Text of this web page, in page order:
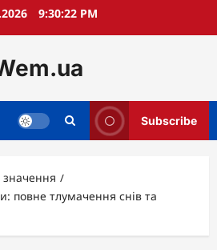
9:30:23 PM
Subscribe
значення
повне тлумачення снів та